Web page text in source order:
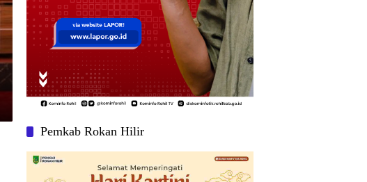
Pemkab Rokan Hilir